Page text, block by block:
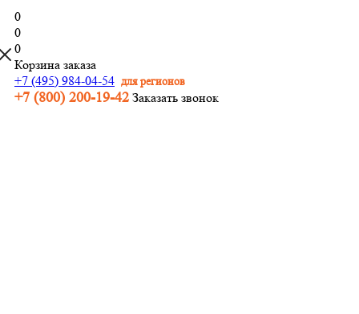
0
0
0
Корзина заказа
+7 (495) 984-04-54 для регионов
+7 (800) 200-19-42 Заказать звонок